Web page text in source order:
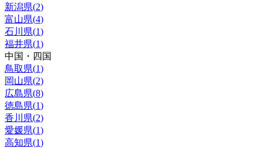
新潟県(2)
富山県(4)
石川県(1)
福井県(1)
中国・四国
鳥取県(1)
岡山県(2)
広島県(8)
徳島県(1)
香川県(2)
愛媛県(1)
高知県(1)